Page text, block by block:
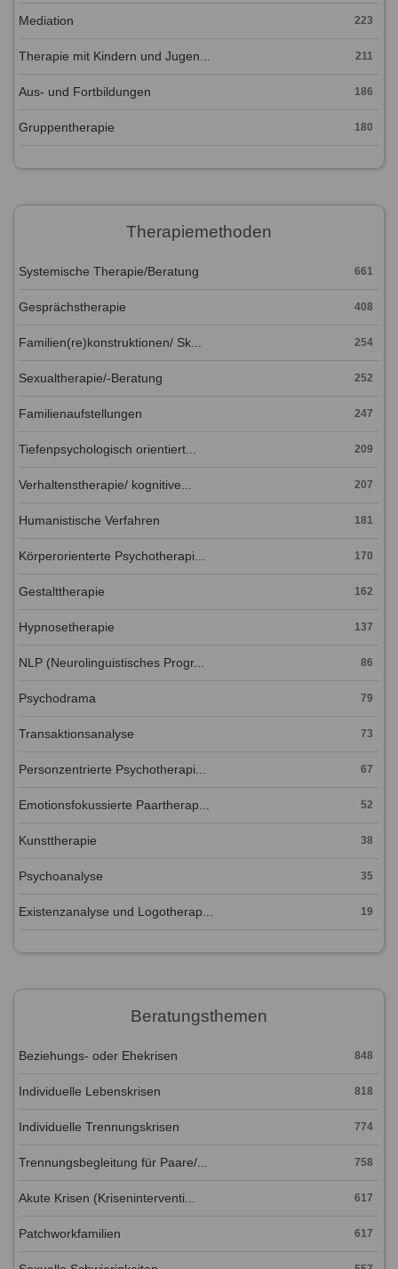
Mediation 223
Therapie mit Kindern und Jugen... 211
Aus- und Fortbildungen 186
Gruppentherapie 180
Therapiemethoden
Systemische Therapie/Beratung 661
Gesprächstherapie 408
Familien(re)konstruktionen/ Sk... 254
Sexualtherapie/-Beratung 252
Familienaufstellungen 247
Tiefenpsychologisch orientiert... 209
Verhaltenstherapie/ kognitive... 207
Humanistische Verfahren 181
Körperorienterte Psychotherapi... 170
Gestalttherapie 162
Hypnosetherapie 137
NLP (Neurolinguistisches Progr... 86
Psychodrama 79
Transaktionsanalyse 73
Personzentrierte Psychotherapi... 67
Emotionsfokussierte Paartherap... 52
Kunsttherapie 38
Psychoanalyse 35
Existenzanalyse und Logotherap... 19
Beratungsthemen
Beziehungs- oder Ehekrisen 848
Individuelle Lebenskrisen 818
Individuelle Trennungskrisen 774
Trennungsbegleitung für Paare/... 758
Akute Krisen (Kriseninterventi... 617
Patchworkfamilien 617